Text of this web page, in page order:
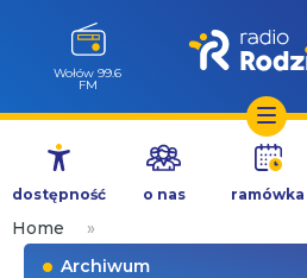
Przejdź
treści
Wołów 99.6
FM
dostępność o nas ramówka
Home
»
Archiwum